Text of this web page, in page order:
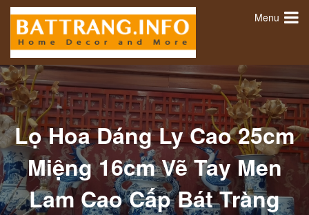
Menu
Lọ Hoa Dáng Ly Cao 25cm
Miệng 16cm Vẽ Tay Men
Lam Cao Cấp Bát Tràng